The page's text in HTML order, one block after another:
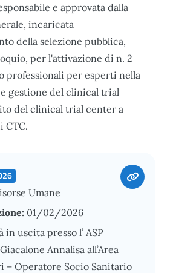
e approvata dalla
incaricata
della selezione pubblica,
per l'attivazione di n. 2
professionali per esperti nella
gestione del clinical trial
del clinical trial center a
CTC.
Umane
01/02/2026
in uscita presso l’ ASP
Annalisa all’Area
– Operatore Socio Sanitario